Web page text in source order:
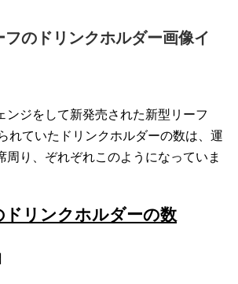
フのドリンクホルダー画像イ
ンジをして新発売された新型リーフ
れていたドリンクホルダーの数は、運
周り、ぞれぞれこのようになっていま
ドリンクホルダーの数